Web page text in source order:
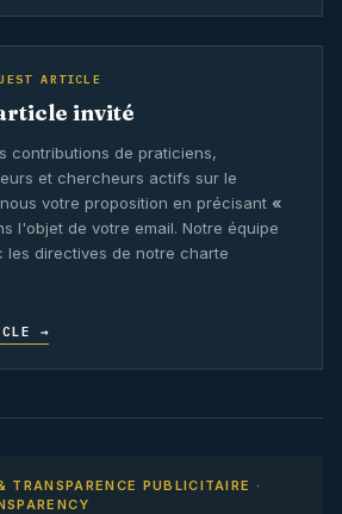
ARTICLE
invité
contributions de praticiens,
et chercheurs actifs sur le
votre proposition en précisant «
l'objet de votre email. Notre équipe
les directives de notre charte
→
TRANSPARENCE PUBLICITAIRE ·